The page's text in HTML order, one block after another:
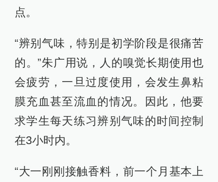
点。
“辨别气味，特别是初学阶段是很痛苦
的。”朱广用说，人的嗅觉长期使用也
会疲劳，一旦过度使用，会发生鼻粘
膜充血甚至流血的情况。因此，他要
求学生每天练习辨别气味的时间控制
在3小时内。
“大一刚刚接触香料，前一个月基本上